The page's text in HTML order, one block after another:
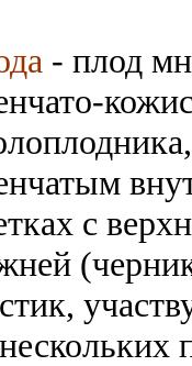
- плод
с